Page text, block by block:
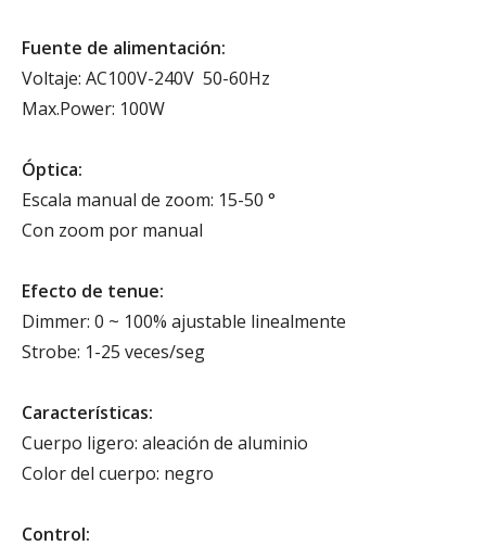
Fuente de alimentación:
Voltaje: AC100V-240V 50-60Hz
Max.Power: 100W
Óptica:
Escala manual de zoom: 15-50 °
Con zoom por manual
Efecto de tenue:
Dimmer: 0 ~ 100% ajustable linealmente
Strobe: 1-25 veces/seg
Características:
Cuerpo ligero: aleación de aluminio
Color del cuerpo: negro
Control: